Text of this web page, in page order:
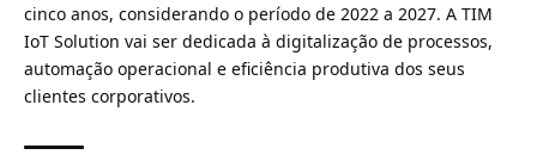
cinco anos, considerando o período de 2022 a 2027. A TIM
IoT Solution vai ser dedicada à digitalização de processos,
automação operacional e eficiência produtiva dos seus
clientes corporativos.